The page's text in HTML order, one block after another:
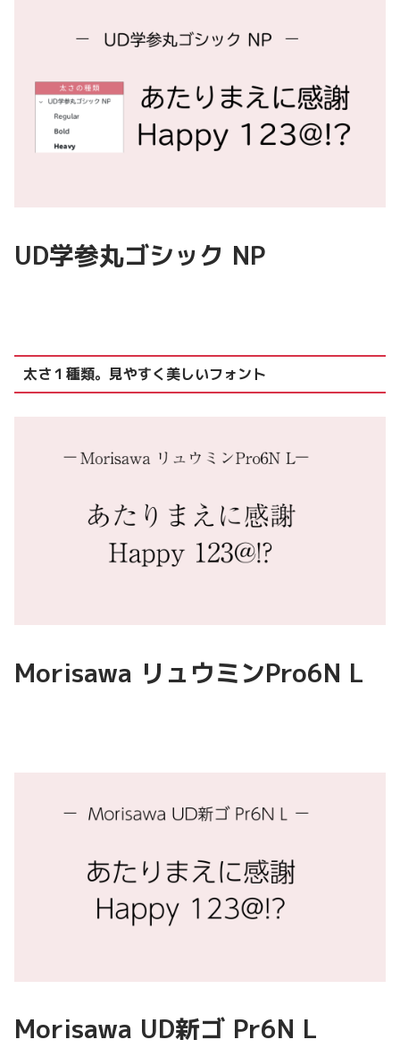
UD学参丸ゴシック NP
太さ１種類。見やすく美しいフォント
Morisawa リュウミンPro6N L
Morisawa UD新ゴ Pr6N L